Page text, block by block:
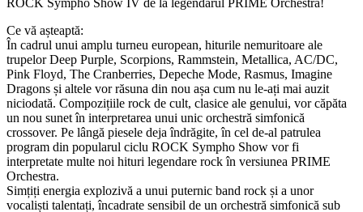
Ce vă așteaptă:
În cadrul unui amplu turneu european, hiturile nemuritoare ale
trupelor Deep Purple, Scorpions, Rammstein, Metallica, AC/DC,
Pink Floyd, The Cranberries, Depeche Mode, Rasmus, Imagine
Dragons și altele vor răsuna din nou așa cum nu le-ați mai auzit
niciodată. Compozițiile rock de cult, clasice ale genului, vor căpăta
un nou sunet în interpretarea unui unic orchestră simfonică
crossover. Pe lângă piesele deja îndrăgite, în cel de-al patrulea
program din popularul ciclu ROCK Sympho Show vor fi
interpretate multe noi hituri legendare rock în versiunea PRIME
Orchestra.
Simțiți energia explozivă a unui puternic band rock și a unor
vocaliști talentați, încadrate sensibil de un orchestră simfonică sub